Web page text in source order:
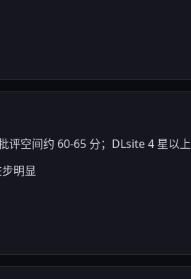
评空间约 60-65 分；DLsite 4 星以上
明显